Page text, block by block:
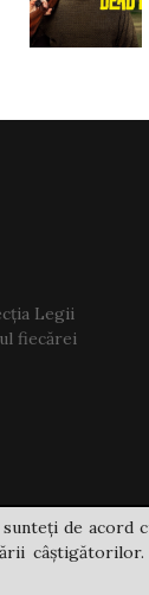
Legii
fiecărei
de